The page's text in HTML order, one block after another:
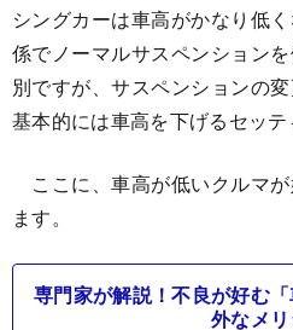
シングカーは車高がかなり低
係でノーマルサスペンション
別ですが、サスペンションの
基本的には車高を下げるセッテ
ここに、車高が低いクルマ
ます。
専門家が解説！不良が好む
外なメリ